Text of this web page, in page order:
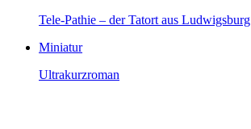
Tele-Pathie – der Tatort aus Ludwigsburg
Miniatur
Ultrakurzroman